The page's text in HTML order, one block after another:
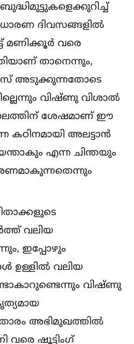
ദിവസങ്ങളില്‍
മണിക്കൂർ വരെ
താനെന്നും,
അടുക്കുന്നതോടെ
വിഷ്ണു വിശാല്‍
ശേഷമാണ് ഈ
അലട്ടാൻ
എന്ന ചിന്തയും
വലിയ
ഇപ്പോഴും
ഉള്ളില്‍ വലിയ
വിഷ്ണു
താരം അഭിമുഖത്തില്‍
വരെ ഷൂട്ടിംഗ്